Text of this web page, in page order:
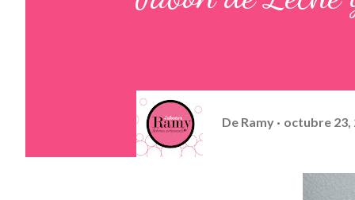
De Ramy octubre 23,